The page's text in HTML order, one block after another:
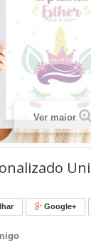
Ver maior
Google+